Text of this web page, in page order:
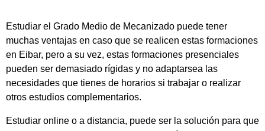
Estudiar el Grado Medio de Mecanizado puede tener
muchas ventajas en caso que se realicen estas formaciones
en Eibar, pero a su vez, estas formaciones presenciales
pueden ser demasiado rígidas y no adaptarsea las
necesidades que tienes de horarios si trabajar o realizar
otros estudios complementarios.
Estudiar online o a distancia, puede ser la solución para que